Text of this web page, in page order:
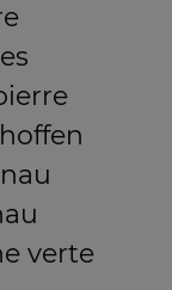
verte